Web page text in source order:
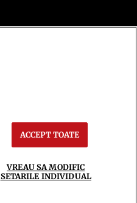
ACCEPT TOATE
VREAU SA MODIFIC
SETARILE INDIVIDUAL